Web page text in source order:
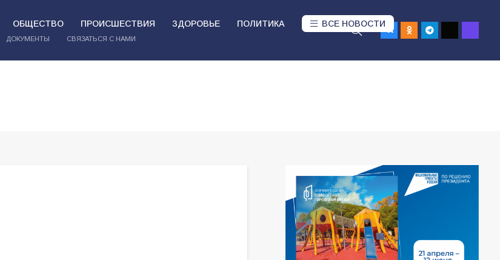
ОБЩЕСТВО ПРОИСШЕСТВИЯ ЗДОРОВЬЕ ПОЛИТИКА ВСЕ НОВОСТИ
ДОКУМЕНТЫ СВЯЗАТЬСЯ С НАМИ